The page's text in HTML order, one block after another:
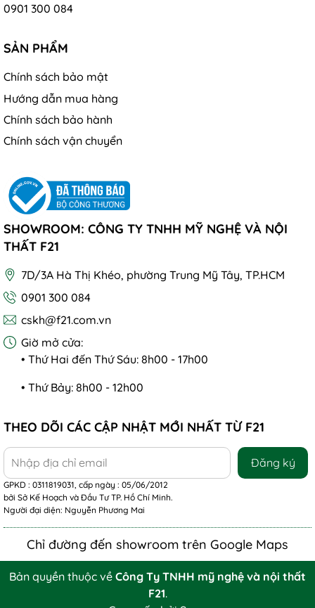
0901 300 084
SẢN PHẨM
Chính sách bảo mật
Hướng dẫn mua hàng
Chính sách bảo hành
Chính sách vận chuyển
SHOWROOM: CÔNG TY TNHH MỸ NGHỆ VÀ NỘI
THẤT F21
7D/3A Hà Thị Khéo, phường Trung Mỹ Tây, TP.HCM
0901 300 084
cskh@f21.com.vn
Giờ mở cửa:
• Thứ Hai đến Thứ Sáu: 8h00 - 17h00
• Thứ Bảy: 8h00 - 12h00
THEO DÕI CÁC CẬP NHẬT MỚI NHẤT TỪ F21
Đăng ký
GPKD : 0311819031, cấp ngày : 05/06/2012
bởi Sở Kế Hoạch và Đầu Tư TP. Hồ Chí Minh.
Người đại diện: Nguyễn Phương Mai
Chỉ đường đến showroom trên Google Maps
Bản quyền thuộc về Công Ty TNHH mỹ nghệ và nội thất
F21.